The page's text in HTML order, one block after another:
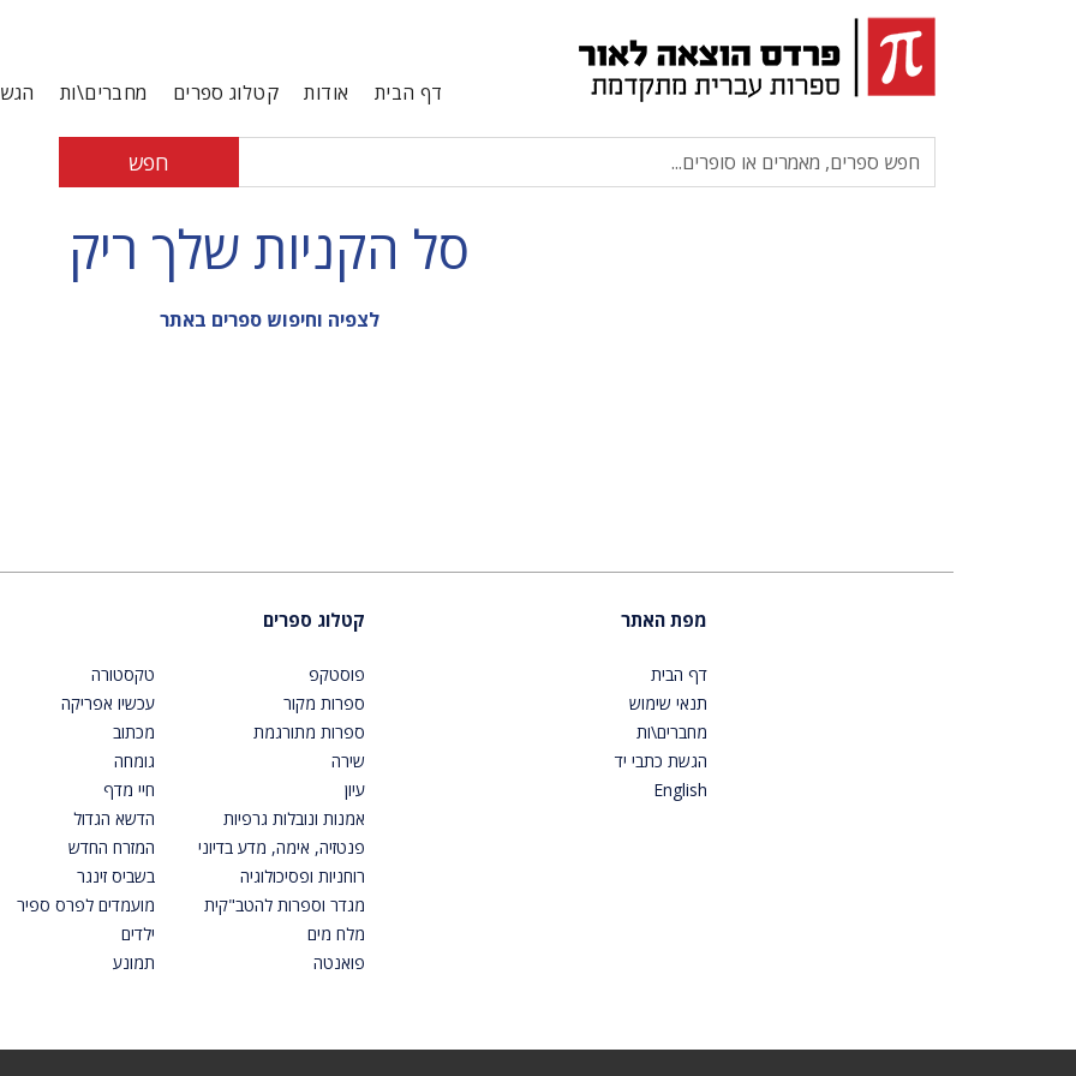
דף הבית אודות קטלוג ספרים מחברים\ות
חפש
סל הקניות שלך ריק
לצפיה וחיפוש ספרים באתר
מפת האתר
דף הבית
תנאי שימוש
מחברים\ות
הגשת כתבי יד
English
קטלוג ספרים
פוסטקפ
ספרות מקור
ספרות מתורגמת
שירה
עיון
אמנות ונובלות גרפיות
פנטזיה, אימה, מדע בדיוני
רוחניות ופסיכולוגיה
מגדר וספרות להטב"קית
מלח מים
פואנטה
טקסטורה
עכשיו אפריקה
מכתוב
גומחה
חיי מדף
הדשא הגדול
המזרח החדש
בשביס זינגר
מועמדים לפרס ספיר
ילדים
תמונע